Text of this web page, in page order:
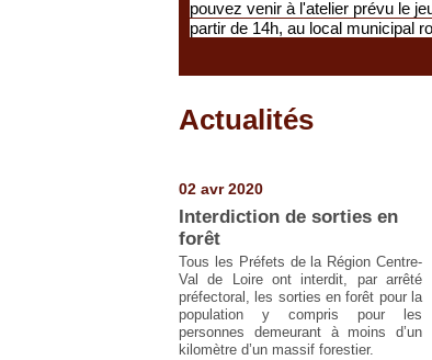
pouvez venir à l'atelier prévu le
partir de 14h, au local municipal
Actualités
02 avr 2020
Interdiction de sorties en
forêt
Tous les Préfets de la Région Centre-
Val de Loire ont interdit, par arrêté
préfectoral, les sorties en forêt pour la
population y compris pour les
personnes demeurant à moins d’un
kilomètre d’un massif forestier.
Pages